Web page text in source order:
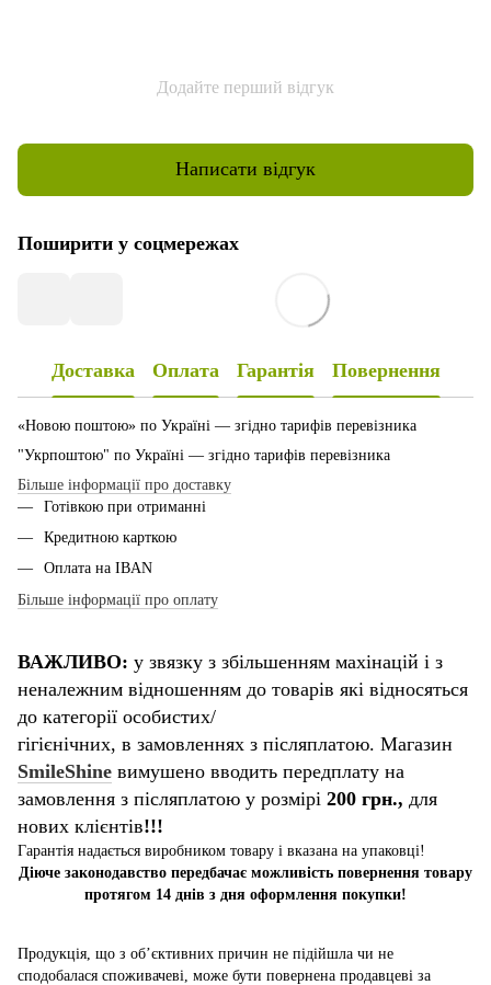
Додайте перший відгук
Написати відгук
Поширити у соцмережах
Доставка Оплата Гарантія Повернення
«Новою поштою» по Україні — згідно тарифів перевізника
"Укрпоштою" по Україні — згідно тарифів перевізника
Більше інформації про доставку
Готівкою при отриманні
Кредитною карткою
Оплата на IBAN
Більше інформації про оплату
ВАЖЛИВО: у звязку з збільшенням махінацій і з
неналежним відношенням до товарів які відносяться
до категорії особистих/
гігієнічних, в замовленнях з післяплатою. Магазин
SmileShine вимушено вводить передплату на
замовлення з післяплатою у розмірі 200 грн., для
нових клієнтів!!!
Гарантія надається виробником товару і вказана на упаковці!
Діюче законодавство передбачає можливість повернення товару
протягом 14 днів з дня оформлення покупки!
Продукція, що з об’єктивних причин не підійшла чи не
сподобалася споживачеві, може бути повернена продавцеві за